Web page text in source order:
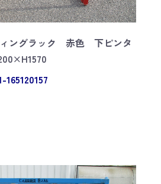
ィングラック 赤色 下ピンタ